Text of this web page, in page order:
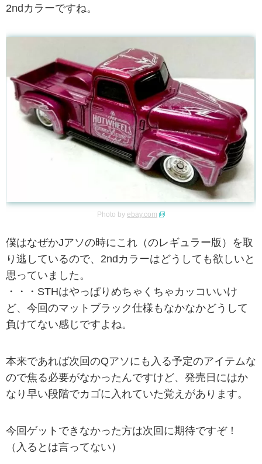
2ndカラーですね。
Photo by ebay.com
僕はなぜかJアソの時にこれ（のレギュラー版）を取
り逃しているので、2ndカラーはどうしても欲しいと
思っていました。
・・・STHはやっぱりめちゃくちゃカッコいいけ
ど、今回のマットブラック仕様もなかなかどうして
負けてない感じですよね。
本来であれば次回のQアソにも入る予定のアイテムな
ので焦る必要がなかったんですけど、発売日にはか
なり早い段階でカゴに入れていた覚えがあります。
今回ゲットできなかった方は次回に期待ですぞ！
（入るとは言ってない）